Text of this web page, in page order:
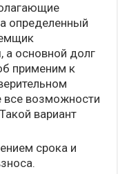
определенный
а основной долг
применим к
возможности
вариант
срока и